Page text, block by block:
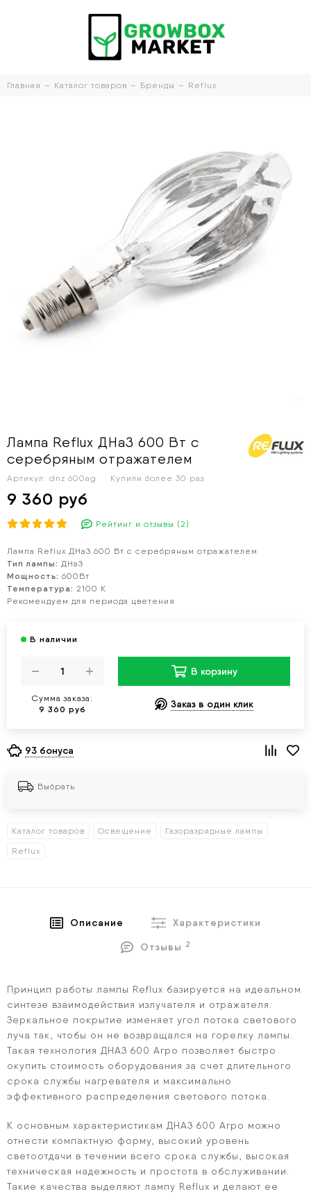
Главная Каталог товаров Бренды Reflux
Лампа Reflux ДНаЗ 600 Вт с
серебряным отражателем
Артикул: dnz 600ag Купили более 30 раз
9 360 руб
Рейтинг и отзывы (2)
Лампа Reflux ДНаЗ 600 Вт с серебряным отражателем
Тип лампы: ДНаЗ
Мощность: 600Вт
Температура: 2100 К
Рекомендуем для периода цветения
Сумма заказа:
9 360 руб
В корзину
Заказ в один клик
93 бонуса
Выбрать
Каталог товаров Освещение Газоразрядные лампы
Reflux
Описание
Характеристики
Отзывы
2
Принцип работы лампы Reflux базируется на идеальном
синтезе взаимодействия излучателя и отражателя.
Зеркальное покрытие изменяет угол потока светового
луча так, чтобы он не возвращался на горелку лампы.
Такая технология ДНАЗ 600 Агро позволяет быстро
окупить стоимость оборудования за счет длительного
срока службы нагревателя и максимально
эффективного распределения светового потока.
К основным характеристикам ДНАЗ 600 Агро можно
отнести компактную форму, высокий уровень
светоотдачи в течении всего срока службы, высокая
техническая надежность и простота в обслуживании.
Такие качества выделяют лампу Reflux и делают ее